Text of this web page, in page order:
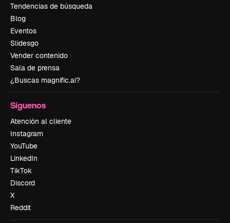
Tendencias de búsqueda
Blog
Eventos
Slidesgo
Vender contenido
Sala de prensa
¿Buscas magnific.ai?
Síguenos
Atención al cliente
Instagram
YouTube
LinkedIn
TikTok
Discord
X
Reddit